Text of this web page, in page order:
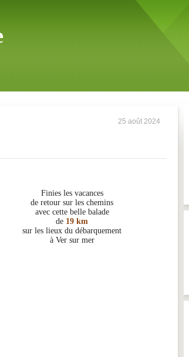
25 août 2024
Finies les vacances
de retour sur les chemins
avec cette belle balade
de 19 km
sur les lieux du débarquement
à Ver sur mer